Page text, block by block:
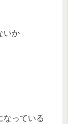
いか
なっている